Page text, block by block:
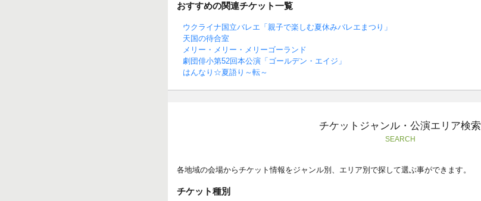
おすすめの関連チケット一覧
ウクライナ国立バレエ「親子で楽しむ夏休みバレエまつり」
天国の待合室
メリー・メリー・メリーゴーランド
劇団俳小第52回本公演「ゴールデン・エイジ」
はんなり☆夏語り～転～
チケットジャンル・公演エリア検索
SEARCH
各地域の会場からチケット情報をジャンル別、エリア別で探して選ぶ事ができます。
チケット種別